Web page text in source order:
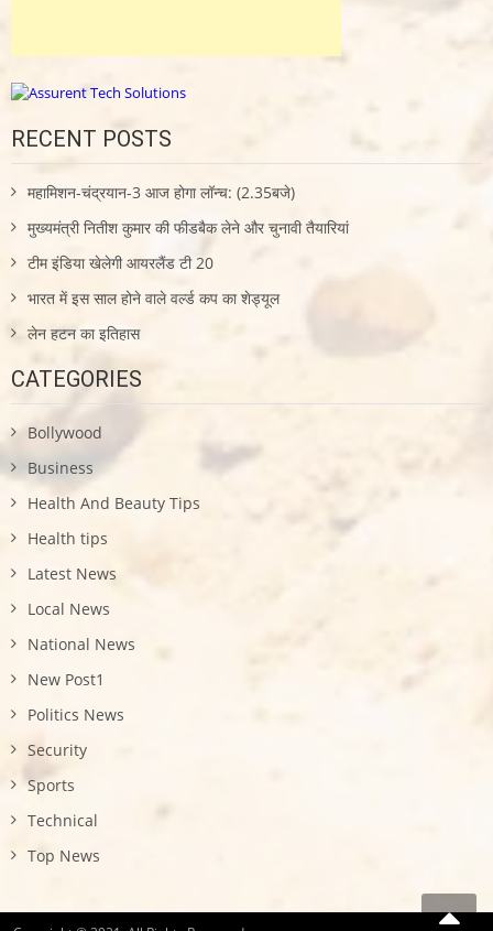
RECENT POSTS
महामिशन-चंद्रयान-3 आज होगा लॉन्च: (2.35बजे)
मुख्यमंत्री नितीश कुमार की फीडबैक लेने और चुनावी तैयारियां
टीम इंडिया खेलेगी आयरलैंड टी 20
भारत में इस साल होने वाले वर्ल्ड कप का शेड्यूल
लेन हटन का इतिहास
CATEGORIES
Bollywood
Business
Health And Beauty Tips
Health tips
Latest News
Local News
National News
New Post1
Politics News
Security
Sports
Technical
Top News